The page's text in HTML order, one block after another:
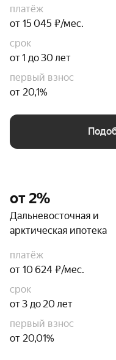
платёж
от 15 045 ₽/мес.
срок
от 1 до 30 лет
первый взнос
от 20,1%
от 2%
Дальневосточная и
арктическая ипотека
платёж
от 10 624 ₽/мес.
срок
от 3 до 20 лет
первый взнос
от 20,01%